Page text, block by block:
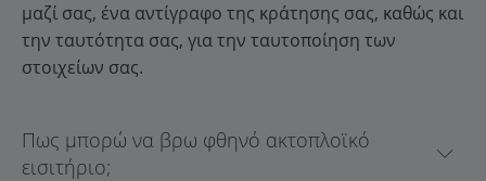
μαζί σας, ένα αντίγραφο της κράτησης σας, καθώς και
την ταυτότητα σας, για την ταυτοποίηση των
στοιχείων σας.
Πως μπορώ να βρω φθηνό ακτοπλοϊκό
εισιτήριο;